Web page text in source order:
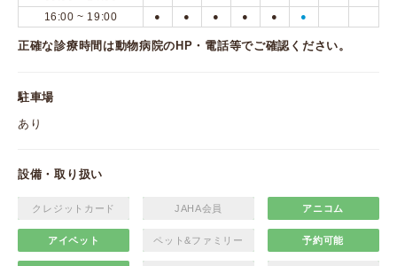
16:00 ~ 19:00 ● ● ● ● ● ●
正確な診療時間は動物病院のHP・電話等でご確認ください。
駐車場
あり
設備・取り扱い
クレジットカード JAHA会員 アニコム
アイペット ペット&ファミリー 予約可能